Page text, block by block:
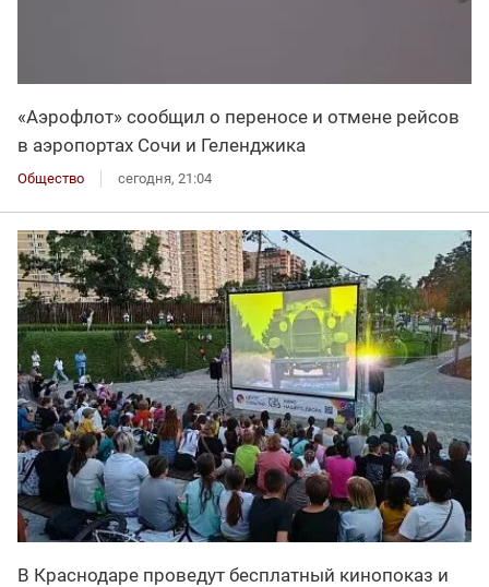
«Аэрофлот» сообщил о переносе и отмене рейсов
в аэропортах Сочи и Геленджика
Общество сегодня, 21:04
В Краснодаре проведут бесплатный кинопоказ и